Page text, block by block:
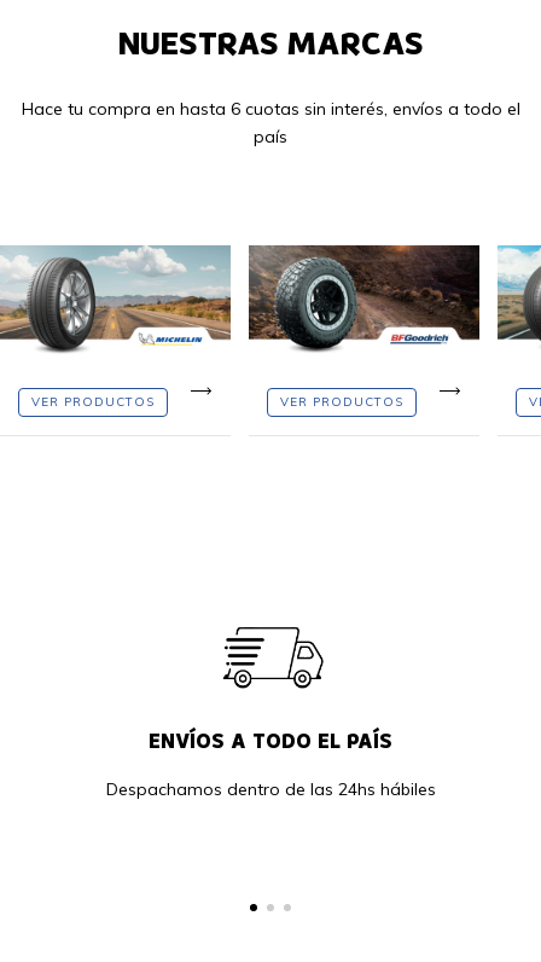
NUESTRAS MARCAS
Hace tu compra en hasta 6 cuotas sin interés, envíos a todo el
país
VER PRODUCTOS VER PRODUCTOS
ENVÍOS A TODO EL PAÍS
Despachamos dentro de las 24hs hábiles